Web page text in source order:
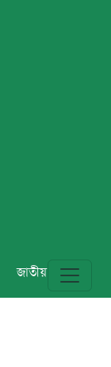
জাতীয় বিশ্ব